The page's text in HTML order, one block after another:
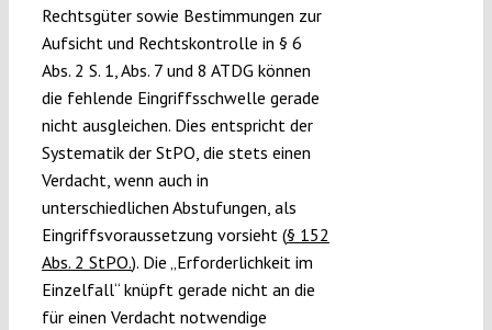
Rechtsgüter sowie Bestimmungen zur
Aufsicht und Rechtskontrolle in § 6
Abs. 2 S. 1, Abs. 7 und 8 ATDG können
die fehlende Eingriffsschwelle gerade
nicht ausgleichen. Dies entspricht der
Systematik der StPO, die stets einen
Verdacht, wenn auch in
unterschiedlichen Abstufungen, als
Eingriffsvoraussetzung vorsieht (§ 152
Abs. 2 StPO.). Die „Erforderlichkeit im
Einzelfall“ knüpft gerade nicht an die
für einen Verdacht notwendige